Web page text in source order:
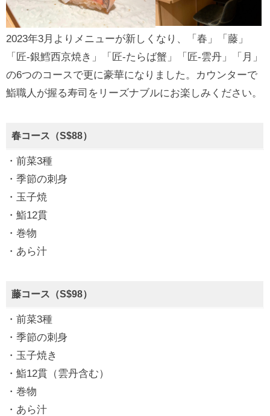
2023年3月よりメニューが新しくなり、「春」「藤」
「匠‐銀鱈西京焼き」「匠‐たらば蟹」「匠‐雲丹」「月」
の6つのコースで更に豪華になりました。カウンターで
鮨職人が握る寿司をリーズナブルにお楽しみください。
春コース（S$88）
・前菜3種
・季節の刺身
・玉子焼
・鮨12貫
・巻物
・あら汁
藤コース（S$98）
・前菜3種
・季節の刺身
・玉子焼き
・鮨12貫（雲丹含む）
・巻物
・あら汁